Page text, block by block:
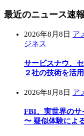
最近のニュース速報
2026年8月8日 ア
ジネス
サービスナウ、
２社の技術を活
2026年8月8日 ア
FBI、実世界のサ
〜 疑似体験によ